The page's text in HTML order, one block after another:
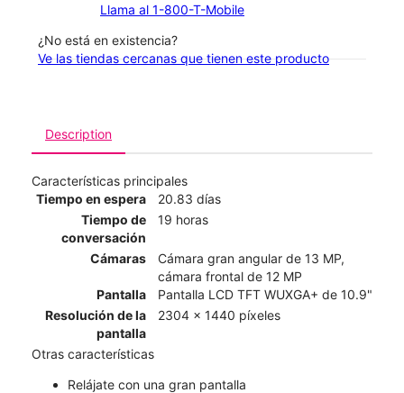
Llama al 1-800-T-Mobile
¿No está en existencia?
Ve las tiendas cercanas que tienen este producto
Description
Características principales
Tiempo en espera
20.83 días
Tiempo de
conversación
19 horas
Cámaras
Cámara gran angular de 13 MP,
cámara frontal de 12 MP
Pantalla
Pantalla LCD TFT WUXGA+ de 10.9"
Resolución de la
pantalla
2304 x 1440 píxeles
Otras características
Relájate con una gran pantalla